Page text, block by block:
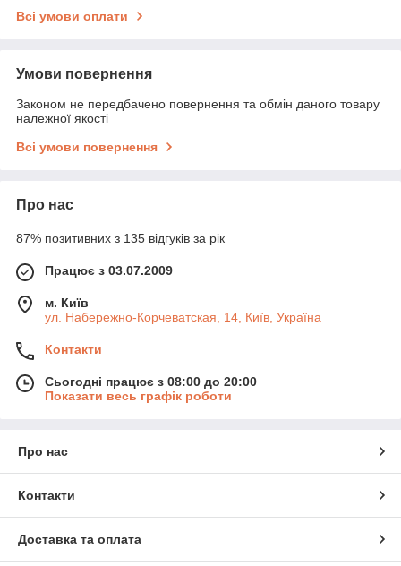
Всі умови оплати
Умови повернення
Законом не передбачено повернення та обмін даного товару
належної якості
Всі умови повернення
Про нас
87% позитивних з 135 відгуків за рік
Працює з 03.07.2009
м. Київ
ул. Набережно-Корчеватская, 14, Київ, Україна
Контакти
Сьогодні працює з 08:00 до 20:00
Показати весь графік роботи
Про нас
Контакти
Доставка та оплата